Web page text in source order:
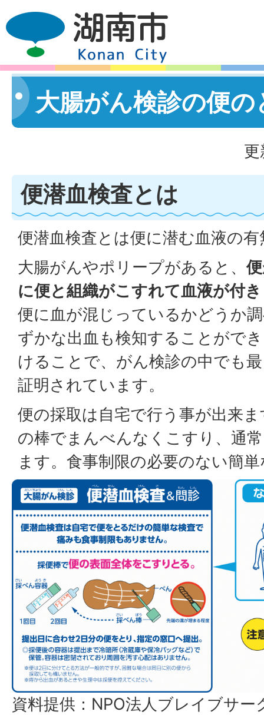
大腸がん検診の便の
便潜血検査とは
便潜血検査とは便に潜む血液の
大腸がんやポリープがあると、
に便と組織がこすれて血液が付
便に血が混じっているかどうか
ずかな出血も検知することがで
けることで、がん検診の中でも
証明されています。
便の採取は自宅で行う事が出来
の棒でまんべんなくこすり、通
ます。食事制限の必要のない簡
資料提供：NPO法人ブレイブサー